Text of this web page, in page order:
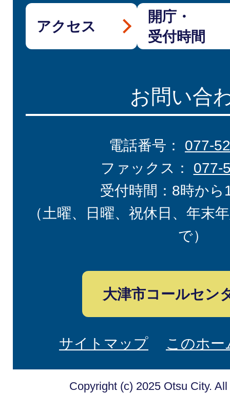
アクセス
開庁・
受付時間
お問い合
電話番号： 077-
ファックス： 077-
受付時間：8時から
（土曜、日曜、祝休日、年末
で）
大津市コールセン
サイトマップ このホ
Copyright (c) 2025 Otsu City.